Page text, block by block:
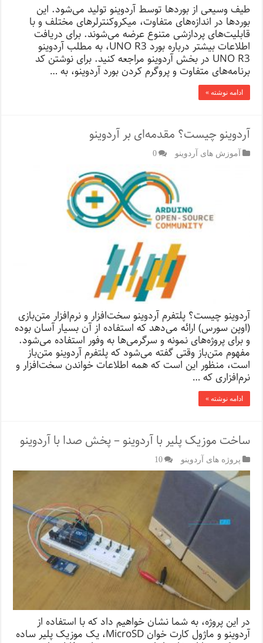
طیف وسیعی از بوردها توسط آردوینو تولید می‌شود. این
بوردها در اندازه‌های متفاوت، میکروکنترلرهای مختلف و با
قابلیت‌های پردازشی متنوع عرضه می‌شوند. برای دریافت
اطلاعات بیشتر درباره بورد UNO R3، به مطلب آردوینو
UNO R3 در بخش آردوینو مراجعه کنید. برای نوشتن کد
برنامه‌های متفاوت و پروگرم کردن بورد آردوینو، به …
ادامه نوشته »
آردوینو چیست؟ مقدمه‌ای بر آردوینو
آموزش های آردوینو 0
آردوینو چیست؟ پلتفرم آردوینو سخت‌افزار و نرم‌افزار متن‌بازی
(اوپن سورس) ارائه می‌دهد که استفاده از آن بسیار آسان بوده
و برای پروژه‌های نمونه و سرگرمی‌ها به وفور استفاده می‌شود.
مفهوم متن‌باز وقتی گفته می‌شود که پلتفرم آردوینو متن‌باز
است، منظور این است که همه اطلاعات خواندن سخت‌افزار و
نرم‌افزاری که …
ادامه نوشته »
ساخت موزیک پلیر با آردوینو – پخش صدا با آردوینو
پروژه های آردوینو 10
در این پروژه، به شما نشان خواهیم داد که با استفاده از
آردوینو و ماژول کارت خوان MicroSD، یک موزیک پلیر ساده